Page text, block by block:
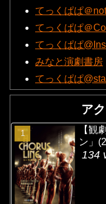
てっくぱぱ＠
てっくぱぱ＠
てっくぱぱ
みなと演劇書房
てっくぱぱ
ア
【観
ン」
134